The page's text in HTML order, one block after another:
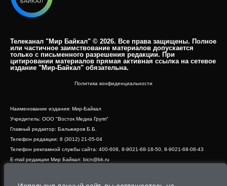
Телеканал "Мир Байкал" © 2026. Все права защищены. Полное
или частичное заимствование материалов допускается
только с письменного разрешения редакции. При
цитировании материалов прямая активная ссылка на сетевое
издание "Мир-Байкал" обязательна.​
Политика конфиденциальности
Наименование издания: Мир-Байкал
Учредитель: ООО "Восток Медиа Групп"
Главный редактор: Бальжиров Б.Б.
Телефон редакции: 8 (3012) 21-05-04
Телефон рекламной службы сайта: 400-608, 8-9021-68-18-50, 8-9021-68-08-43
E-mail редакции Мир Байкал: bicn@bk.ru
Адрес редакции: 670000, г. Улан-Удэ, ул. Профсоюзная, дом 44, офис 1